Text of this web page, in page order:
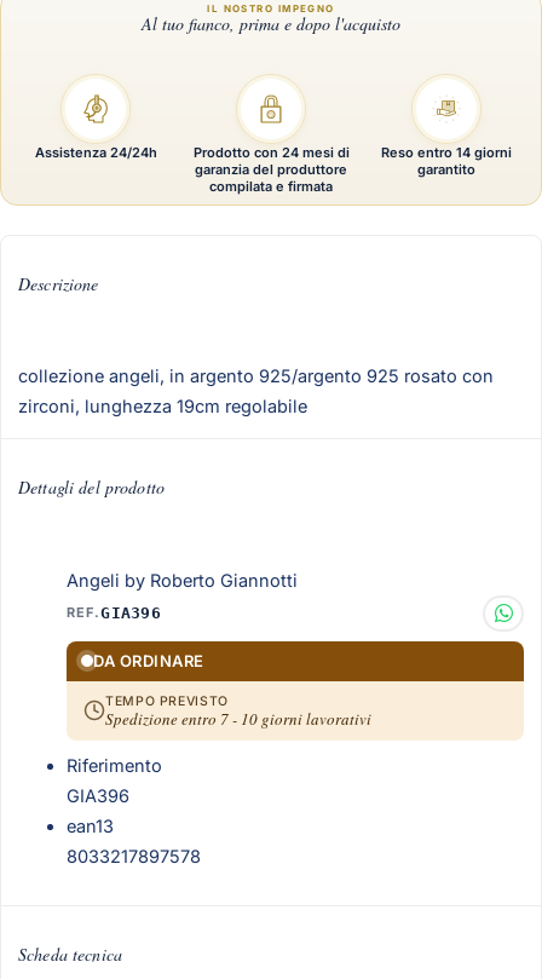
Descrizione
collezione angeli, in argento 925/argento 925 rosato con
zirconi, lunghezza 19cm regolabile
Dettagli del prodotto
Angeli by Roberto Giannotti
REF.GIA396
DA ORDINARE
TEMPO PREVISTO
Spedizione entro 7 - 10 giorni lavorativi
Riferimento
GIA396
ean13
8033217897578
Scheda tecnica
Assistenza 24/24h
Prodotto con 24 mesi di
garanzia del produttore
compilata e firmata
Reso entro 14 giorni
garantito